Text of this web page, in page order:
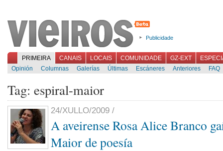
Publicidade
PRIMEIRA CANAIS LOCAIS COMUNIDADE GZ-EXT
Opinión
Columnas Galerías Últimas Escáneres Anteriores FAQ
Tag: espiral-maior
24/XULLO/2009 /
A aveirense Rosa Alice Branco
Maior de poesía